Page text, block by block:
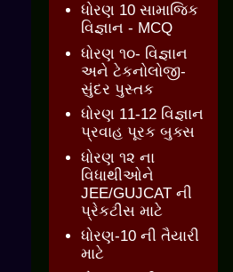
ધોરણ 10 સામાજિક
વિજ્ઞાન - MCQ
ધોરણ ૧૦- વિજ્ઞાન
અને ટેકનોલોજી-
સુંદર પુસ્તક
ધોરણ 11-12 વિજ્ઞાન
પ્રવાહ પૂરક બુક્સ
ધોરણ ૧૨ ના
વિધાથીઓને
JEE/GUJCAT ની
પ્રેકટીસ માટે
ધોરણ-10 ની તૈયારી
માટે